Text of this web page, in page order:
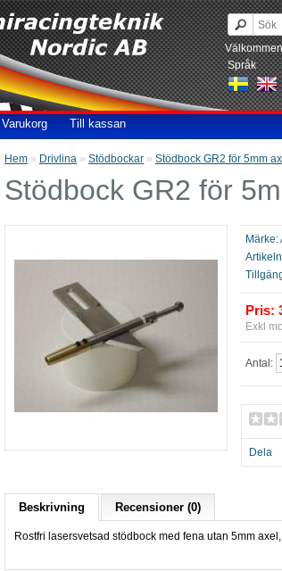
Språk
Varukorg Till kassan
Hem » Drivlina » Stödbockar » Stödbock GR2 för 5mm
Stödbock GR2 för
Märke:
Pris:
Exkl
Antal:
Dela
Beskrivning Recensioner (0)
Rostfri lasersvetsad stödbock med fena utan 5mm